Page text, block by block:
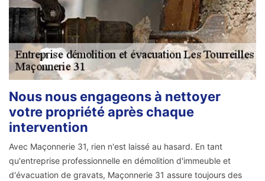
Nous nous engageons à nettoyer
votre propriété après chaque
intervention
Avec Maçonnerie 31, rien n'est laissé au hasard. En tant
qu'entreprise professionnelle en démolition d'immeuble et
d'évacuation de gravats, Maçonnerie 31 assure toujours des